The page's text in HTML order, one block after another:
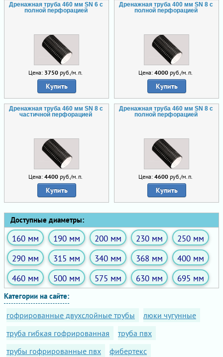
Дренажная труба 460 мм SN 6 с
полной перфорацией
Цена: 3750руб./м.п.
Купить
Дренажная труба 400 мм SN 8 с
полной перфорацией
Цена: 4000руб./м.п.
Купить
Дренажная труба 460 мм SN 8 с
частичной перфорацией
Цена: 4400руб./м.п.
Купить
Дренажная труба 460 мм SN 8 с
полной перфорацией
Цена: 4600руб./м.п.
Купить
Доступные диаметры:
160 мм 190 мм 200 мм 230 мм
250 мм
290 мм
315 мм 340 мм 368 мм
400 мм
460 мм
500 мм 575 мм 630 мм 695 мм
Категории на сайте:
гофрированные двухслойные трубы
люки чугунные
труба гибкая гофрированная
труба пвх
трубы гофрированные пвх
фибертекс